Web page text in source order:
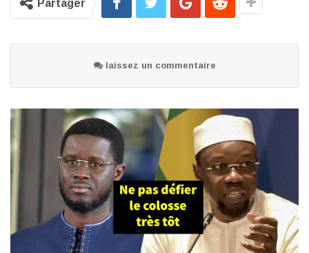
Partager
laissez un commentaire